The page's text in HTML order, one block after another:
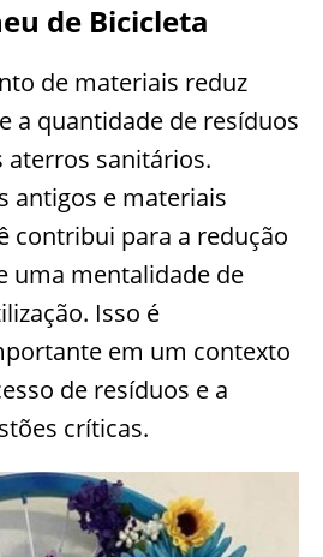
de Bicicleta
de materiais reduz
a quantidade de resíduos
aterros sanitários.
antigos e materiais
contribui para a redução
uma mentalidade de
Isso é
em um contexto
de resíduos e a
críticas.